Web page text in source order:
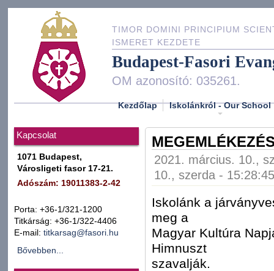
TIMOR DOMINI PRINCIPIUM
ISMERET KEZDETE
Budapest-Fasori
OM azonosító: 035261.
Kezdőlap Iskolánkról - Our School
Kapcsolat
1071 Budapest,
Városligeti fasor 17-21.
Adószám: 19011383-2-42
Porta: +36-1/321-1200
Titkárság: +36-1/322-4406
E-mail: titkarsag@fasori.hu
Bővebben...
2021. március. 10.,
10., szerda - 15:28:45
Iskolánk a
meg a
Magyar Kultúra
Himnuszt
szavalják.